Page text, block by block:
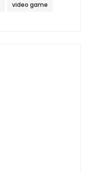
video game